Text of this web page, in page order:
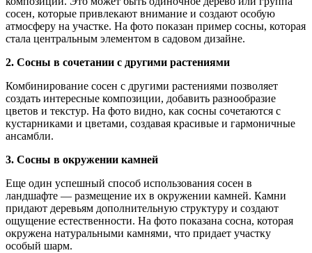
сосен, которые привлекают внимание и создают особую
атмосферу на участке. На фото показан пример сосны, которая
стала центральным элементом в садовом дизайне.
2. Сосны в сочетании с другими растениями
Комбинирование сосен с другими растениями позволяет
создать интересные композиции, добавить разнообразие
цветов и текстур. На фото видно, как сосны сочетаются с
кустарниками и цветами, создавая красивые и гармоничные
ансамбли.
3. Сосны в окружении камней
Еще один успешный способ использования сосен в
ландшафте — размещение их в окружении камней. Камни
придают деревьям дополнительную структуру и создают
ощущение естественности. На фото показана сосна, которая
окружена натуральными камнями, что придает участку
особый шарм.